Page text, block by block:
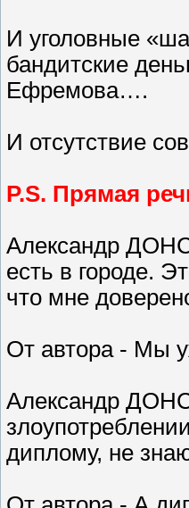
И уголовные
бандитские
Ефремова….
И отсутствие
P.S. Прямая
Александр
есть в городе.
что мне
От автора - Мы
Александр
диплому, не